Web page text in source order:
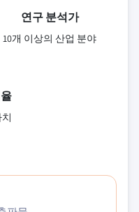
연구 분석가
10개 이상의 산업 분야